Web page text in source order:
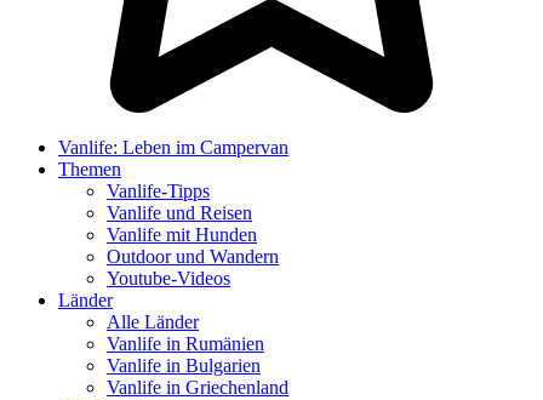
Vanlife: Leben im Campervan
Themen
Vanlife-Tipps
Vanlife und Reisen
Vanlife mit Hunden
Outdoor und Wandern
Youtube-Videos
Länder
Alle Länder
Vanlife in Rumänien
Vanlife in Bulgarien
Vanlife in Griechenland